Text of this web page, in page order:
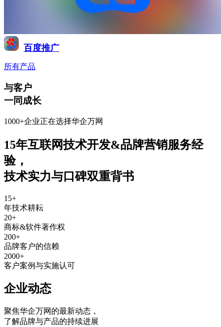
百度推广
所有产品
与客户
一同成长
1000+企业正在选择华企万网
15年互联网技术开发&品牌营销服务经
验，
技术实力与口碑双重背书
15+
年技术耕耘
20+
商标&软件著作权
200+
品牌客户的信赖
2000+
客户案例与实施认可
企业动态
聚焦华企万网的最新动态 ，
了解品牌与产品的持续进展